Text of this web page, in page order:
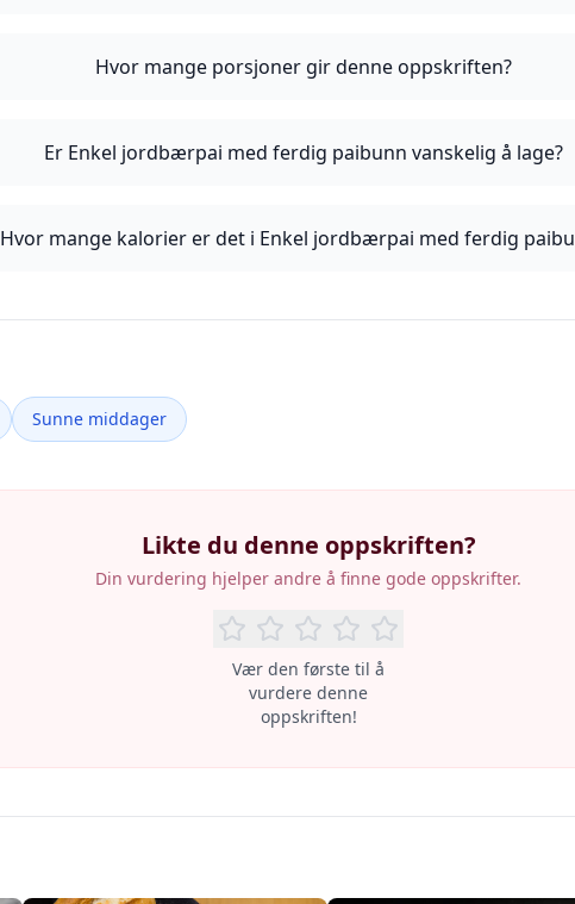
Hvor mange porsjoner gir denne oppskriften?
Er Enkel jordbærpai med ferdig paibunn vanskelig å lage?
Hvor mange kalorier er det i Enkel jordbærpai med ferdig
Sunne middager
Likte du denne oppskriften?
Din vurdering hjelper andre å finne gode oppskrifter.
Vær den første til å
vurdere denne
oppskriften!